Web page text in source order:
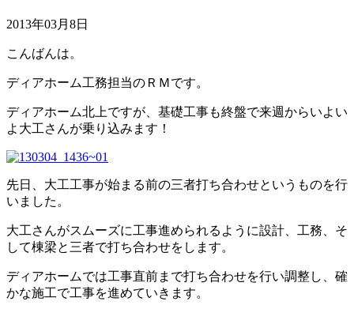
2013年03月8日
こんばんは。
ディアホーム工務担当のＲＭです。
ディアホーム北上ですが、基礎工事も終盤で来週からいよい
よ大工さんが乗り込みます！
先日、大工工事が始まる前の三者打ち合わせというものを行
いました。
大工さんがスムーズに工事進められるように設計、工務、そ
して棟梁と三者で打ち合わせをします。
ディアホームでは工事直前まで打ち合わせを行い調整し、確
かな施工で工事を進めていきます。